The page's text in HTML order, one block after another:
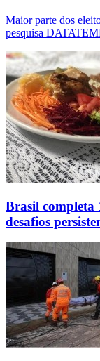
Maior parte dos
pesquisa
Brasil completa
desafios